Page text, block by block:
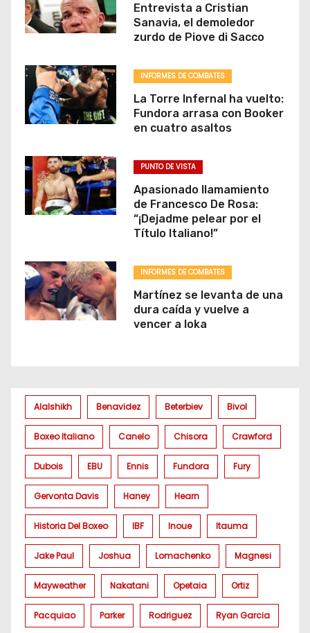
Entrevista a Cristian
Sanavia, el demoledor
zurdo de Piove di Sacco
INFORMES DE COMBATES
La Torre Infernal ha vuelto:
Fundora arrasa con Booker
en cuatro asaltos
PUNTO DE VISTA
Apasionado llamamiento
de Francesco De Rosa:
“¡Dejadme pelear por el
Título Italiano!”
INFORMES DE COMBATES
Martínez se levanta de una
dura caída y vuelve a
vencer a Ioka
Alalshikh Benavidez Beterbiev Bivol
Boxeo Italiano Canelo Chisora Crawford
Dubois EBU Ennis Fundora Fury
Gervonta Davis Haney Hearn
Historia Del Boxeo IBF Inoue Itauma
Jake Paul Joshua Lomachenko Magnesi
Mayweather Nakatani Opetaia Ortiz
Pacquiao Parker Rodriguez Ryan Garcia